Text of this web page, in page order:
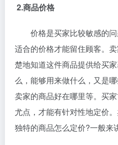
2.商品价格
价格是买家比较敏感的问
适合的价格才能留住顾客。
楚地知道这件商品提供给买
么，能够用来做什么，又是
卖家的商品好在哪里等。买
尤点，才能有针对性地定价
独特的商品怎么定价?一般来